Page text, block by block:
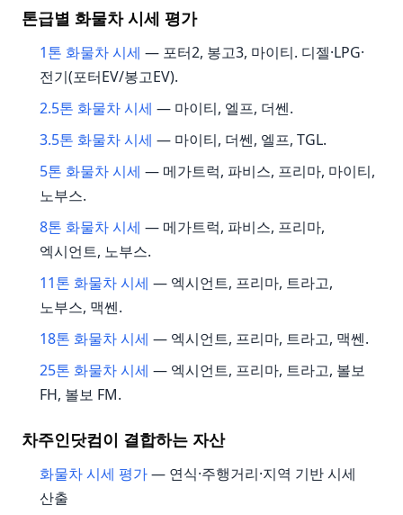
톤급별 화물차 시세 평가
1톤 화물차 시세 — 포터2, 봉고3, 마이티. 디젤·LPG·
전기(포터EV/봉고EV).
2.5톤 화물차 시세 — 마이티, 엘프, 더쎈.
3.5톤 화물차 시세 — 마이티, 더쎈, 엘프, TGL.
5톤 화물차 시세 — 메가트럭, 파비스, 프리마, 마이티,
노부스.
8톤 화물차 시세 — 메가트럭, 파비스, 프리마,
엑시언트, 노부스.
11톤 화물차 시세 — 엑시언트, 프리마, 트라고,
노부스, 맥쎈.
18톤 화물차 시세 — 엑시언트, 프리마, 트라고, 맥쎈.
25톤 화물차 시세 — 엑시언트, 프리마, 트라고, 볼보
FH, 볼보 FM.
차주인닷컴이 결합하는 자산
화물차 시세 평가— 연식·주행거리·지역 기반 시세
산출